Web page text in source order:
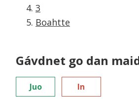
3
Boahtte
Gávdnet go dan
Juo In